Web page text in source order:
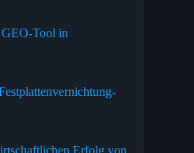
GEO-Tool in
Erfolg von